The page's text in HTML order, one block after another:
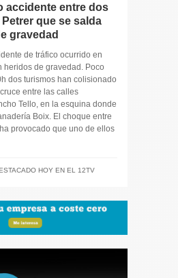
accidente entre dos
que se salda
gravedad
de tráfico ocurrido en
heridos de gravedad. Poco
dos turismos han colisionado
entre las calles
Tello, en la esquina donde
Boix. El choque entre
provocado que uno de ellos
HOY EN EL 12TV